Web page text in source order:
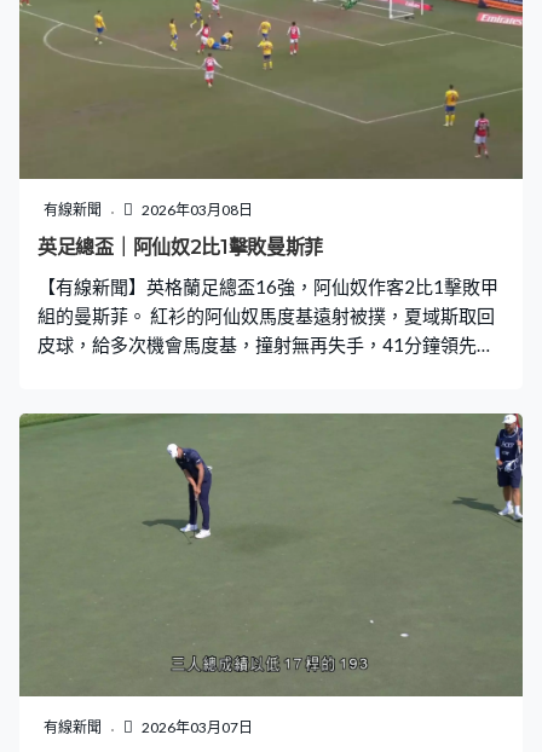
有線新聞 2026年03月08日
英足總盃｜阿仙奴2比1擊敗曼斯菲
【有線新聞】英格蘭足總盃16強，阿仙奴作客2比1擊敗甲
組的曼斯菲。 紅衫的阿仙奴馬度基遠射被撲，夏域斯取回
皮球，給多次機會馬度基，撞射無再失手，41分鐘領先。
推入禁區，50分鐘射遠柱追平。「兵工廠」領隊阿迪達不
敢怠慢，換人就收復失地，伊比爾治伊斯66分鐘勁射破
網，贏2比1，晉級八強。
有線新聞 2026年03月07日